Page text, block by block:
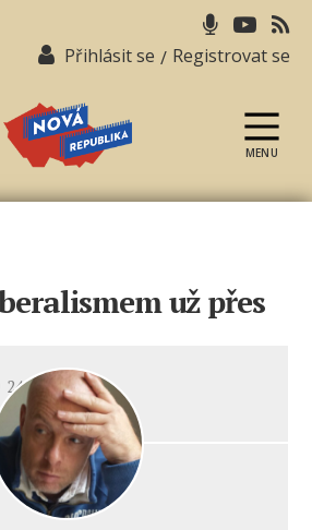
Přihlásit se / Registrovat se
republika
MENU
už přes
24 komentářůu
textu
s
názvem
Není
to